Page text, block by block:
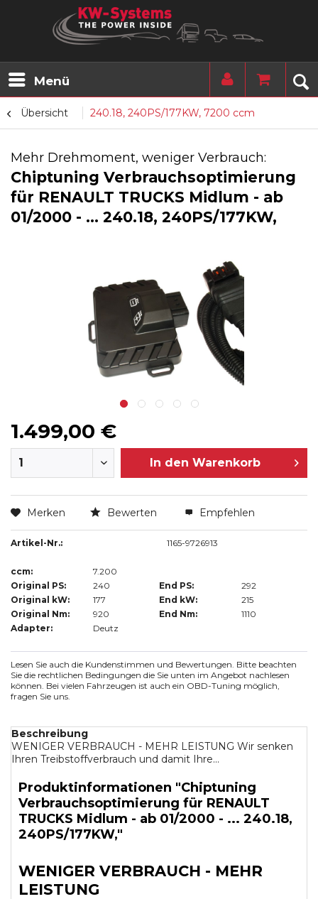
Menü
Übersicht 240.18, 240PS/177KW, 7200 ccm
Mehr Drehmoment, weniger Verbrauch:
Chiptuning Verbrauchsoptimierung
für RENAULT TRUCKS Midlum - ab
01/2000 - ... 240.18, 240PS/177KW,
1.499,00 €
In den Warenkorb
Merken Bewerten Empfehlen
Artikel-Nr.: 1165-9726913
ccm:
7.200
Original PS:
240 End PS:
292
Original kW:
177 End kW:
215
Original Nm:
920 End Nm:
1110
Adapter:
Deutz
Lesen Sie auch die Kundenstimmen und Bewertungen. Bitte beachten
Sie die rechtlichen Bedingungen die Sie unten im Angebot nachlesen
können. Bei vielen Fahrzeugen ist auch ein OBD-Tuning möglich,
fragen Sie uns.
Beschreibung
WENIGER VERBRAUCH - MEHR LEISTUNG Wir senken
Ihren Treibstoffverbrauch und damit Ihre...
Produktinformationen "Chiptuning
Verbrauchsoptimierung für RENAULT
TRUCKS Midlum - ab 01/2000 - ... 240.18,
240PS/177KW,"
WENIGER VERBRAUCH - MEHR
LEISTUNG